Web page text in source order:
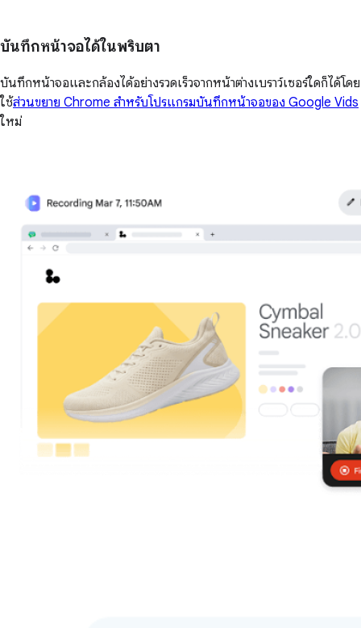
บันทึกหน้าจอได้ในพริบตา
บันทึกหน้าจอและกล้องได้อย่างรวดเร็วจากหน้าต่างเบราว์เซอร์ใดก็ได้โดย
ใช้ส่วนขยาย Chrome สำหรับโปรแกรมบันทึกหน้าจอของ Google Vids
ใหม่